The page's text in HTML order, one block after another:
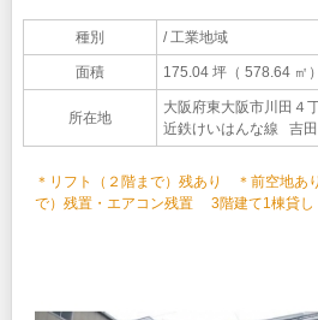
種別 / 工業地域
面積 175.04 坪（ 578.64 ㎡）
所在地
大阪府東大阪市川田４
近鉄けいはんな線 吉
＊リフト（２階まで）残あり ＊前空地あ
で）残置・エアコン残置 3階建て1棟貸